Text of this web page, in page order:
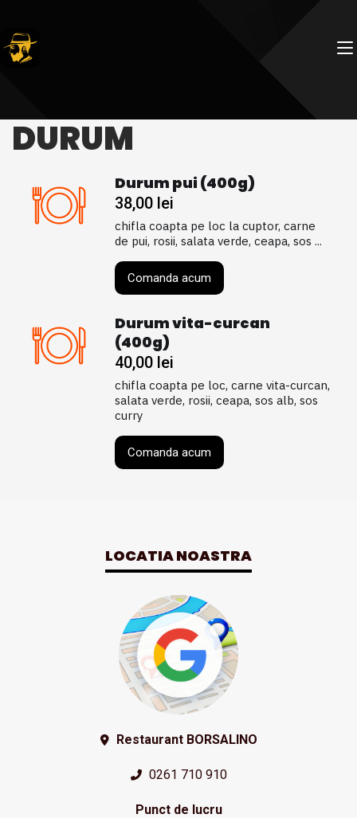
DURUM
Durum pui (400g)
38,00 lei
chifla coapta pe loc la cuptor, carne
de pui, rosii, salata verde, ceapa, sos ...
Comanda acum
Durum vita-curcan
(400g)
40,00 lei
chifla coapta pe loc, carne vita-curcan,
salata verde, rosii, ceapa, sos alb, sos
curry
Comanda acum
LOCATIA NOASTRA
Restaurant BORSALINO
0261 710 910
Punct de lucru